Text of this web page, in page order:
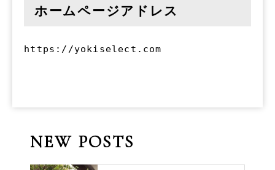
ホームページアドレス
https://yokiselect.com
NEW POSTS